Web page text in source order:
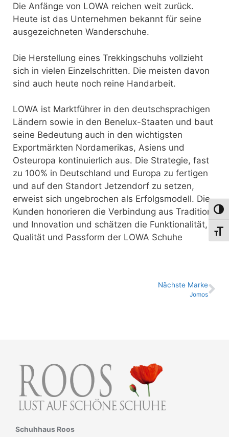
Die Anfänge von LOWA reichen weit zurück.
Heute ist das Unternehmen bekannt für seine
ausgezeichneten Wanderschuhe.
Die Herstellung eines Trekkingschuhs vollzieht
sich in vielen Einzelschritten. Die meisten davon
sind auch heute noch reine Handarbeit.
LOWA ist Marktführer in den deutschsprachigen
Ländern sowie in den Benelux-Staaten und baut
seine Bedeutung auch in den wichtigsten
Exportmärkten Nordamerikas, Asiens und
Osteuropa kontinuierlich aus. Die Strategie, fast
zu 100% in Deutschland und Europa zu fertigen
und auf den Standort Jetzendorf zu setzen,
erweist sich ungebrochen als Erfolgsmodell. Die
Kunden honorieren die Verbindung aus Tradition
und Innovation und schätzen die Funktionalität,
Qualität und Passform der LOWA Schuhe
Nächste Marke
Jomos
Schuhhaus Roos